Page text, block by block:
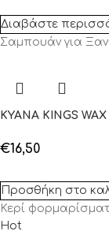
Διαβάστε
Σαμπουάν για
KYANA KINGS
€16,50
Προσθήκη στο
Κερί
Hot